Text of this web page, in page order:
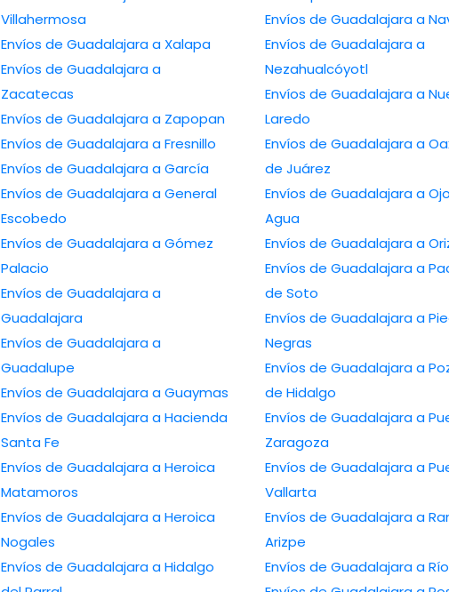
Villahermosa
Envíos de Guadalajara a Xalapa
Envíos de Guadalajara a
Zacatecas
Envíos de Guadalajara a Zapopan
Envíos de Guadalajara a Fresnillo
Envíos de Guadalajara a García
Envíos de Guadalajara a General
Escobedo
Envíos de Guadalajara a Gómez
Palacio
Envíos de Guadalajara a
Guadalajara
Envíos de Guadalajara a
Guadalupe
Envíos de Guadalajara a Guaymas
Envíos de Guadalajara a Hacienda
Santa Fe
Envíos de Guadalajara a Heroica
Matamoros
Envíos de Guadalajara a Heroica
Nogales
Envíos de Guadalajara a Hidalgo
Envíos de
Envíos de Guadalajara a
Nezahualcóyotl
Envíos de Guadalajara a Nuevo
Laredo
Envíos de Guadalajara a Oaxaca
de Juárez
Envíos de Guadalajara a Ojo de
Agua
Envíos de
Envíos de Guadalajara a Pachuca
de Soto
Envíos de Guadalajara a Piedras
Negras
Envíos de Guadalajara a Poza Rica
de Hidalgo
Envíos de Guadalajara a Puebla de
Zaragoza
Envíos de Guadalajara a Puerto
Vallarta
Envíos de Guadalajara a Ramos
Arizpe
Envíos de